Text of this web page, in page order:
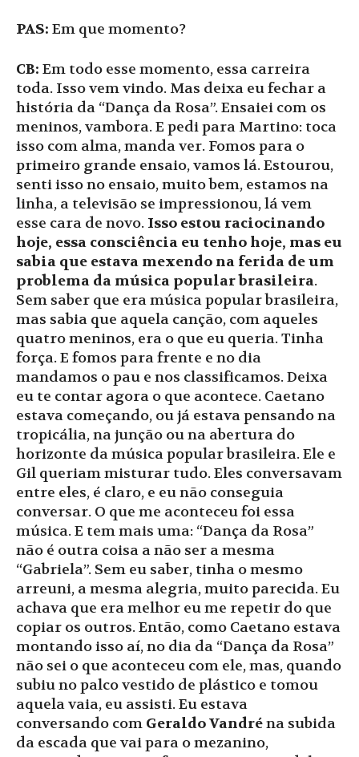
PAS: Em que momento?
CB: Em todo esse momento, essa carreira
toda. Isso vem vindo. Mas deixa eu fechar a
história da “Dança da Rosa”. Ensaiei com os
meninos, vambora. E pedi para Martino: toca
isso com alma, manda ver. Fomos para o
primeiro grande ensaio, vamos lá. Estourou,
senti isso no ensaio, muito bem, estamos na
linha, a televisão se impressionou, lá vem
esse cara de novo. Isso estou raciocinando
hoje, essa consciência eu tenho hoje, mas eu
sabia que estava mexendo na ferida de um
problema da música popular brasileira.
Sem saber que era música popular brasileira,
mas sabia que aquela canção, com aqueles
quatro meninos, era o que eu queria. Tinha
força. E fomos para frente e no dia
mandamos o pau e nos classificamos. Deixa
eu te contar agora o que acontece. Caetano
estava começando, ou já estava pensando na
tropicália, na junção ou na abertura do
horizonte da música popular brasileira. Ele e
Gil queriam misturar tudo. Eles conversavam
entre eles, é claro, e eu não conseguia
conversar. O que me aconteceu foi essa
música. E tem mais uma: “Dança da Rosa”
não é outra coisa a não ser a mesma
“Gabriela”. Sem eu saber, tinha o mesmo
arreuni, a mesma alegria, muito parecida. Eu
achava que era melhor eu me repetir do que
copiar os outros. Então, como Caetano estava
montando isso aí, no dia da “Dança da Rosa”
não sei o que aconteceu com ele, mas, quando
subiu no palco vestido de plástico e tomou
aquela vaia, eu assisti. Eu estava
conversando com Geraldo Vandréna subida
da escada que vai para o mezanino,